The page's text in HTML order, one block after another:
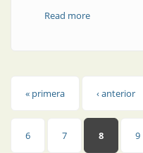
Read moreabout Obra
Páginas
« primera ‹ anterior
6 7 8 9